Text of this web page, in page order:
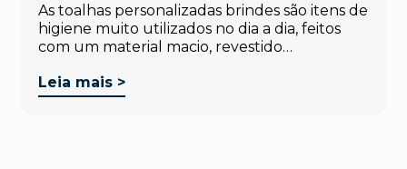
As toalhas personalizadas brindes são itens de
higiene muito utilizados no dia a dia, feitos
com um material macio, revestido…
Leia mais >